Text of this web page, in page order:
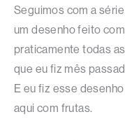
Seguimos com a
um desenho feito
praticamente todas
que eu fiz mês
E eu fiz esse
aqui com frutas.